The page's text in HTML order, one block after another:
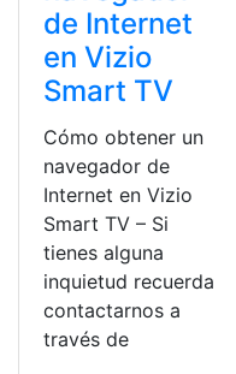
de Internet
en Vizio
Smart TV
Cómo obtener un
navegador de
Internet en Vizio
Smart TV – Si
tienes alguna
inquietud recuerda
contactarnos a
través de